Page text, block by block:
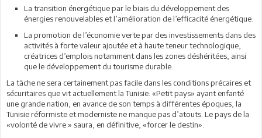
La transition énergétique par le biais du développement des
énergies renouvelables et l’amélioration de l’efficacité énergétique.
La promotion de l’économie verte par des investissements dans des
activités à forte valeur ajoutée et à haute teneur technologique,
créatrices d’emplois notamment dans les zones déshéritées, ainsi
que le développement du tourisme durable.
La tâche ne sera certainement pas facile dans les conditions précaires et
sécuritaires que vit actuellement la Tunisie. «Petit pays» ayant enfanté
une grande nation, en avance de son temps à différentes époques, la
Tunisie réformiste et moderniste ne manque pas d’atouts. Le pays de la
«volonté de vivre » saura, en définitive, «forcer le destin».